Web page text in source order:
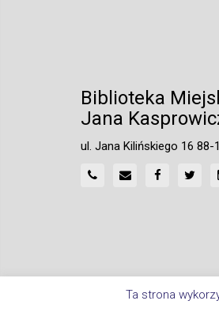
Biblioteka
Jana
ul. Jana Kilińskiego 16 88-
Ta strona